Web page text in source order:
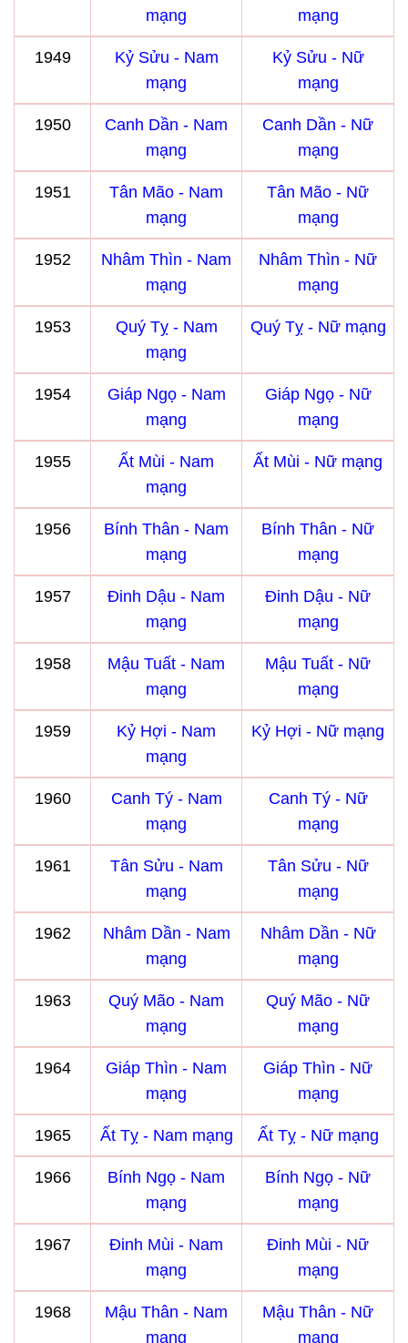
mạng
mạng
1949
Kỷ Sửu - Nam
mạng
Kỷ Sửu - Nữ
mạng
1950
Canh Dần - Nam
mạng
Canh Dần - Nữ
mạng
1951
Tân Mão - Nam
mạng
Tân Mão - Nữ
mạng
1952
Nhâm Thìn - Nam
mạng
Nhâm Thìn - Nữ
mạng
1953
Quý Tỵ - Nam
mạng
Quý Tỵ - Nữ mạng
1954
Giáp Ngọ - Nam
mạng
Giáp Ngọ - Nữ
mạng
1955
Ất Mùi - Nam
mạng
Ất Mùi - Nữ mạng
1956
Bính Thân - Nam
mạng
Bính Thân - Nữ
mạng
1957
Đinh Dậu - Nam
mạng
Đinh Dậu - Nữ
mạng
1958
Mậu Tuất - Nam
mạng
Mậu Tuất - Nữ
mạng
1959
Kỷ Hợi - Nam
mạng
Kỷ Hợi - Nữ mạng
1960
Canh Tý - Nam
mạng
Canh Tý - Nữ
mạng
1961
Tân Sửu - Nam
mạng
Tân Sửu - Nữ
mạng
1962
Nhâm Dần - Nam
mạng
Nhâm Dần - Nữ
mạng
1963
Quý Mão - Nam
mạng
Quý Mão - Nữ
mạng
1964
Giáp Thìn - Nam
mạng
Giáp Thìn - Nữ
mạng
1965 Ất Tỵ - Nam mạng Ất Tỵ - Nữ mạng
1966
Bính Ngọ - Nam
mạng
Bính Ngọ - Nữ
mạng
1967
Đinh Mùi - Nam
mạng
Đinh Mùi - Nữ
mạng
1968
Mậu Thân - Nam
mạng
Mậu Thân - Nữ
mạng